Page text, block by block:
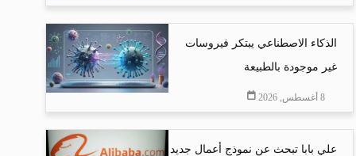
الذكاء الاصطناعي يبتكر فيروسات
غير موجودة بالطبيعة
8 أغسطس, 2026
علي بابا تبحث عن نموذج أعمال جديد